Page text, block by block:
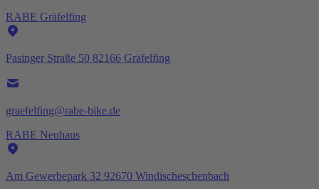
RABE Gräfelfing
Pasinger Straße 50 82166 Gräfelfing
graefelfing@rabe-bike.de
RABE Neuhaus
Am Gewerbepark 32 92670 Windischeschenbach